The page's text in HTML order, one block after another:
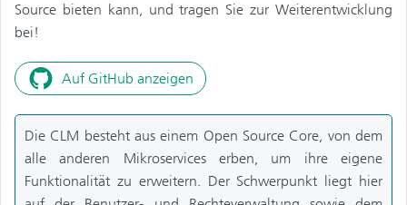
Source bieten kann, und tragen Sie zur Weiterentwicklung
bei!
Auf GitHub anzeigen
Die CLM besteht aus einem Open Source Core, von dem
alle anderen Mikroservices erben, um ihre eigene
Funktionalität zu erweitern. Der Schwerpunkt liegt hier